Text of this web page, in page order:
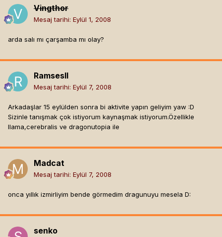
Vingthor
Mesaj tarihi: Eylül 1, 2008
arda salı mı çarşamba mı olay?
RamsesII
Mesaj tarihi: Eylül 7, 2008
Arkadaşlar 15 eylülden sonra bi aktivite yapın geliyim yaw :D
Sizinle tanışmak çok istiyorum kaynaşmak istiyorum.Özellikle
llama,cerebralis ve dragonutopia ile
Madcat
Mesaj tarihi: Eylül 7, 2008
onca yıllık izmirliyim bende görmedim dragunuyu mesela D:
senko